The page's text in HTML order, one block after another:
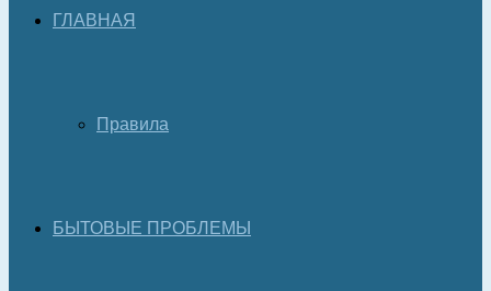
ГЛАВНАЯ
Правила
БЫТОВЫЕ ПРОБЛЕМЫ